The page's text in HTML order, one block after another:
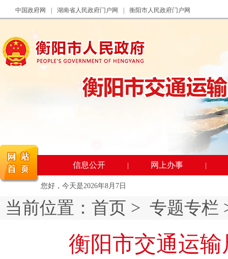
中国政府网 湖南省人民政府门户网 衡阳市人民政府门户网
信息公开 网上办事
您好，今天是2026年8月7日
当前位置： 首页 > 专题专栏
衡阳市交通运